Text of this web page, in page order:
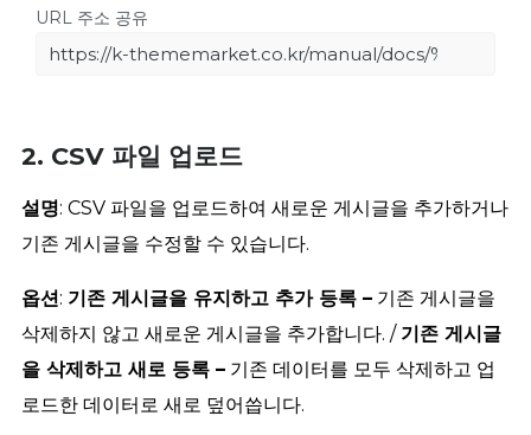
엑셀)에서 분석하려고 할 때 유용합니다. 특정 기간의 데이
터를 정리하여 보고서로 작성할 때 활용할 수 있습니다.
2. CSV 파일 업로드
설명: CSV 파일을 업로드하여 새로운 게시글을 추가하거나
기존 게시글을 수정할 수 있습니다.
옵션: 기존 게시글을 유지하고 추가 등록 – 기존 게시글을
삭제하지 않고 새로운 게시글을 추가합니다. / 기존 게시글
을 삭제하고 새로 등록 – 기존 데이터를 모두 삭제하고 업
로드한 데이터로 새로 덮어씁니다.
URL 주소 공유